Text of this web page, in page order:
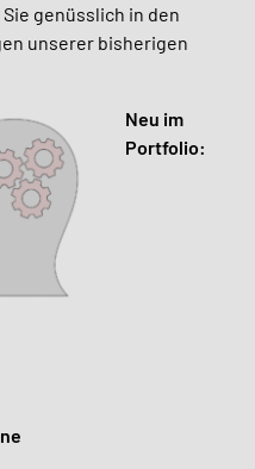
genüsslich in den
unserer bisherigen
Neu im
Portfolio: